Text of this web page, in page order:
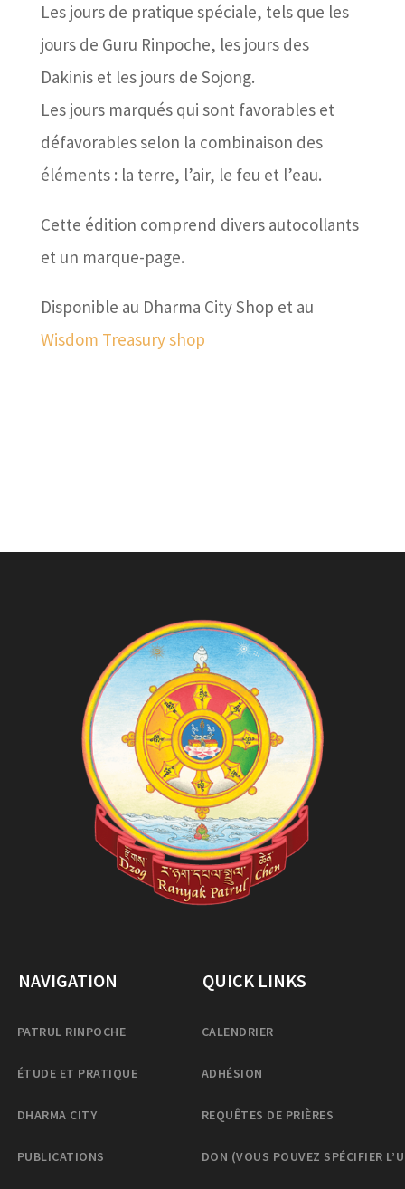
Les jours de pratique spéciale, tels que les
jours de Guru Rinpoche, les jours des
Dakinis et les jours de Sojong.
Les jours marqués qui sont favorables et
défavorables selon la combinaison des
éléments : la terre, l’air, le feu et l’eau.
Cette édition comprend divers autocollants
et un marque-page.
Disponible au Dharma City Shop et au
Wisdom Treasury shop
NAVIGATION
PATRUL RINPOCHE
ÉTUDE ET PRATIQUE
DHARMA CITY
PUBLICATIONS
QUICK LINKS
CALENDRIER
ADHÉSION
REQUÊTES DE PRIÈRES
DON (VOUS POUVEZ SPÉCIFIER